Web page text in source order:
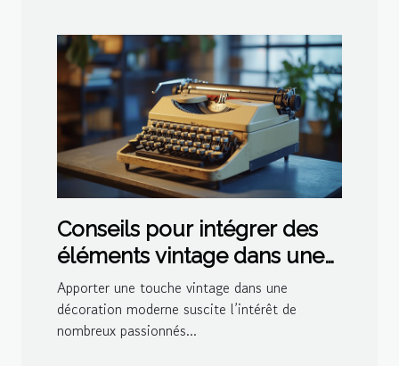
Conseils pour intégrer des
éléments vintage dans une
décoration moderne
Apporter une touche vintage dans une
décoration moderne suscite l’intérêt de
nombreux passionnés...